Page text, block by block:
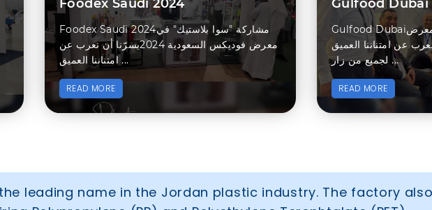
Foodex Saudi 2024
Foodex Saudi 2024مشاركة "سوا بلاستيك" في
معرض فوديكس السعودية 2024يسرّنا أن نعرب عن
امتناننا العميق ...
READ MORE
Gulfood Dubai
Gulfood Dubaiمشاركة "سوا بلاستيك" في معرض
عن امتناننا العميق
لجميع من زار ...
READ MORE
leading name in the Jordan plastic industry. The factory